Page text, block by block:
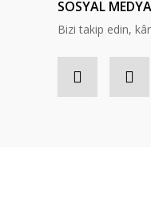
SOSYAL MEDYA
Bizi takip edin,